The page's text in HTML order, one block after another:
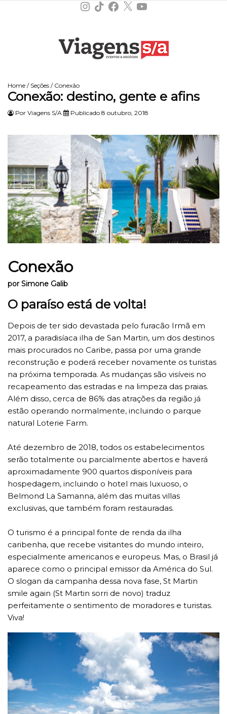
Instagram
TikTokFacebook
X YouTube
Home / Seções / Conexão
Conexão: destino, gente e afins
Por Viagens S/A Publicado 8 outubro, 2018
Conexão
por Simone Galib
O paraíso está de volta!
Depois de ter sido devastada pelo furacão Irmã em
2017, a paradisíaca ilha de San Martin, um dos destinos
mais procurados no Caribe, passa por uma grande
reconstrução e poderá receber novamente os turistas
na próxima temporada. As mudanças são visíveis no
recapeamento das estradas e na limpeza das praias.
Além disso, cerca de 86% das atrações da região já
estão operando normalmente, incluindo o parque
natural Loterie Farm.
Até dezembro de 2018, todos os estabelecimentos
serão totalmente ou parcialmente abertos e haverá
aproximadamente 900 quartos disponíveis para
hospedagem, incluindo o hotel mais luxuoso, o
Belmond La Samanna, além das muitas villas
exclusivas, que também foram restauradas.
O turismo é a principal fonte de renda da ilha
caribenha, que recebe visitantes do mundo inteiro,
especialmente americanos e europeus. Mas, o Brasil já
aparece como o principal emissor da América do Sul.
O slogan da campanha dessa nova fase, St Martin
smile again (St Martin sorri de novo) traduz
perfeitamente o sentimento de moradores e turistas.
Viva!